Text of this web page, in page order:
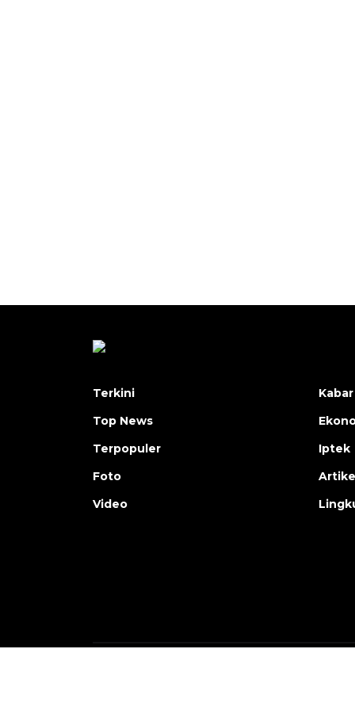
Terkini
Top News
Terpopuler
Foto
Video
Iptek